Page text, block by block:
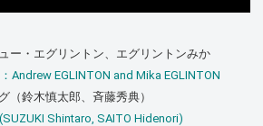
ー・エグリントン、エグリントンみか
Andrew EGLINTON and Mika EGLINTON
（鈴木慎太郎、斉藤秀典）
Shintaro, SAITO Hidenori)